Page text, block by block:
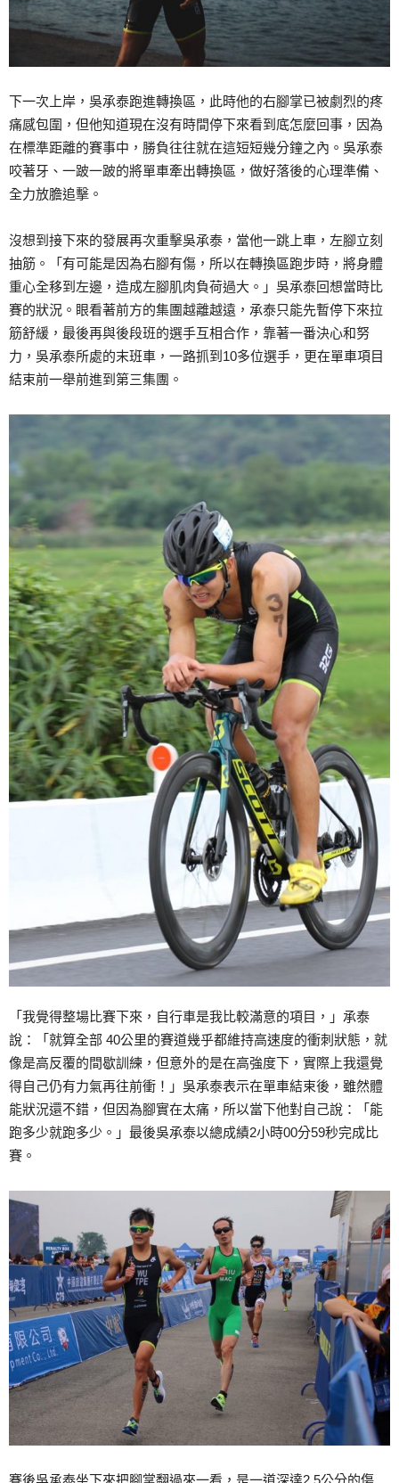
下一次上岸，吳承泰跑進轉換區，此時他的右腳掌已被劇烈的疼
痛感包圍，但他知道現在沒有時間停下來看到底怎麼回事，因為
在標準距離的賽事中，勝負往往就在這短短幾分鐘之內。吳承泰
咬著牙、一跛一跛的將單車牽出轉換區，做好落後的心理準備、
全力放膽追擊。
沒想到接下來的發展再次重擊吳承泰，當他一跳上車，左腳立刻
抽筋。「有可能是因為右腳有傷，所以在轉換區跑步時，將身體
重心全移到左邊，造成左腳肌肉負荷過大。」吳承泰回想當時比
賽的狀況。眼看著前方的集團越離越遠，承泰只能先暫停下來拉
筋舒緩，最後再與後段班的選手互相合作，靠著一番決心和努
力，吳承泰所處的末班車，一路抓到10多位選手，更在單車項目
結束前一舉前進到第三集團。
「我覺得整場比賽下來，自行車是我比較滿意的項目，」承泰
說：「就算全部 40公里的賽道幾乎都維持高速度的衝刺狀態，就
像是高反覆的間歇訓練，但意外的是在高強度下，實際上我還覺
得自己仍有力氣再往前衝！」吳承泰表示在單車結束後，雖然體
能狀況還不錯，但因為腳實在太痛，所以當下他對自己說：「能
跑多少就跑多少。」最後吳承泰以總成績2小時00分59秒完成比
賽。
賽後吳承泰坐下來把腳掌翻過來一看，是一道深達2.5公分的傷